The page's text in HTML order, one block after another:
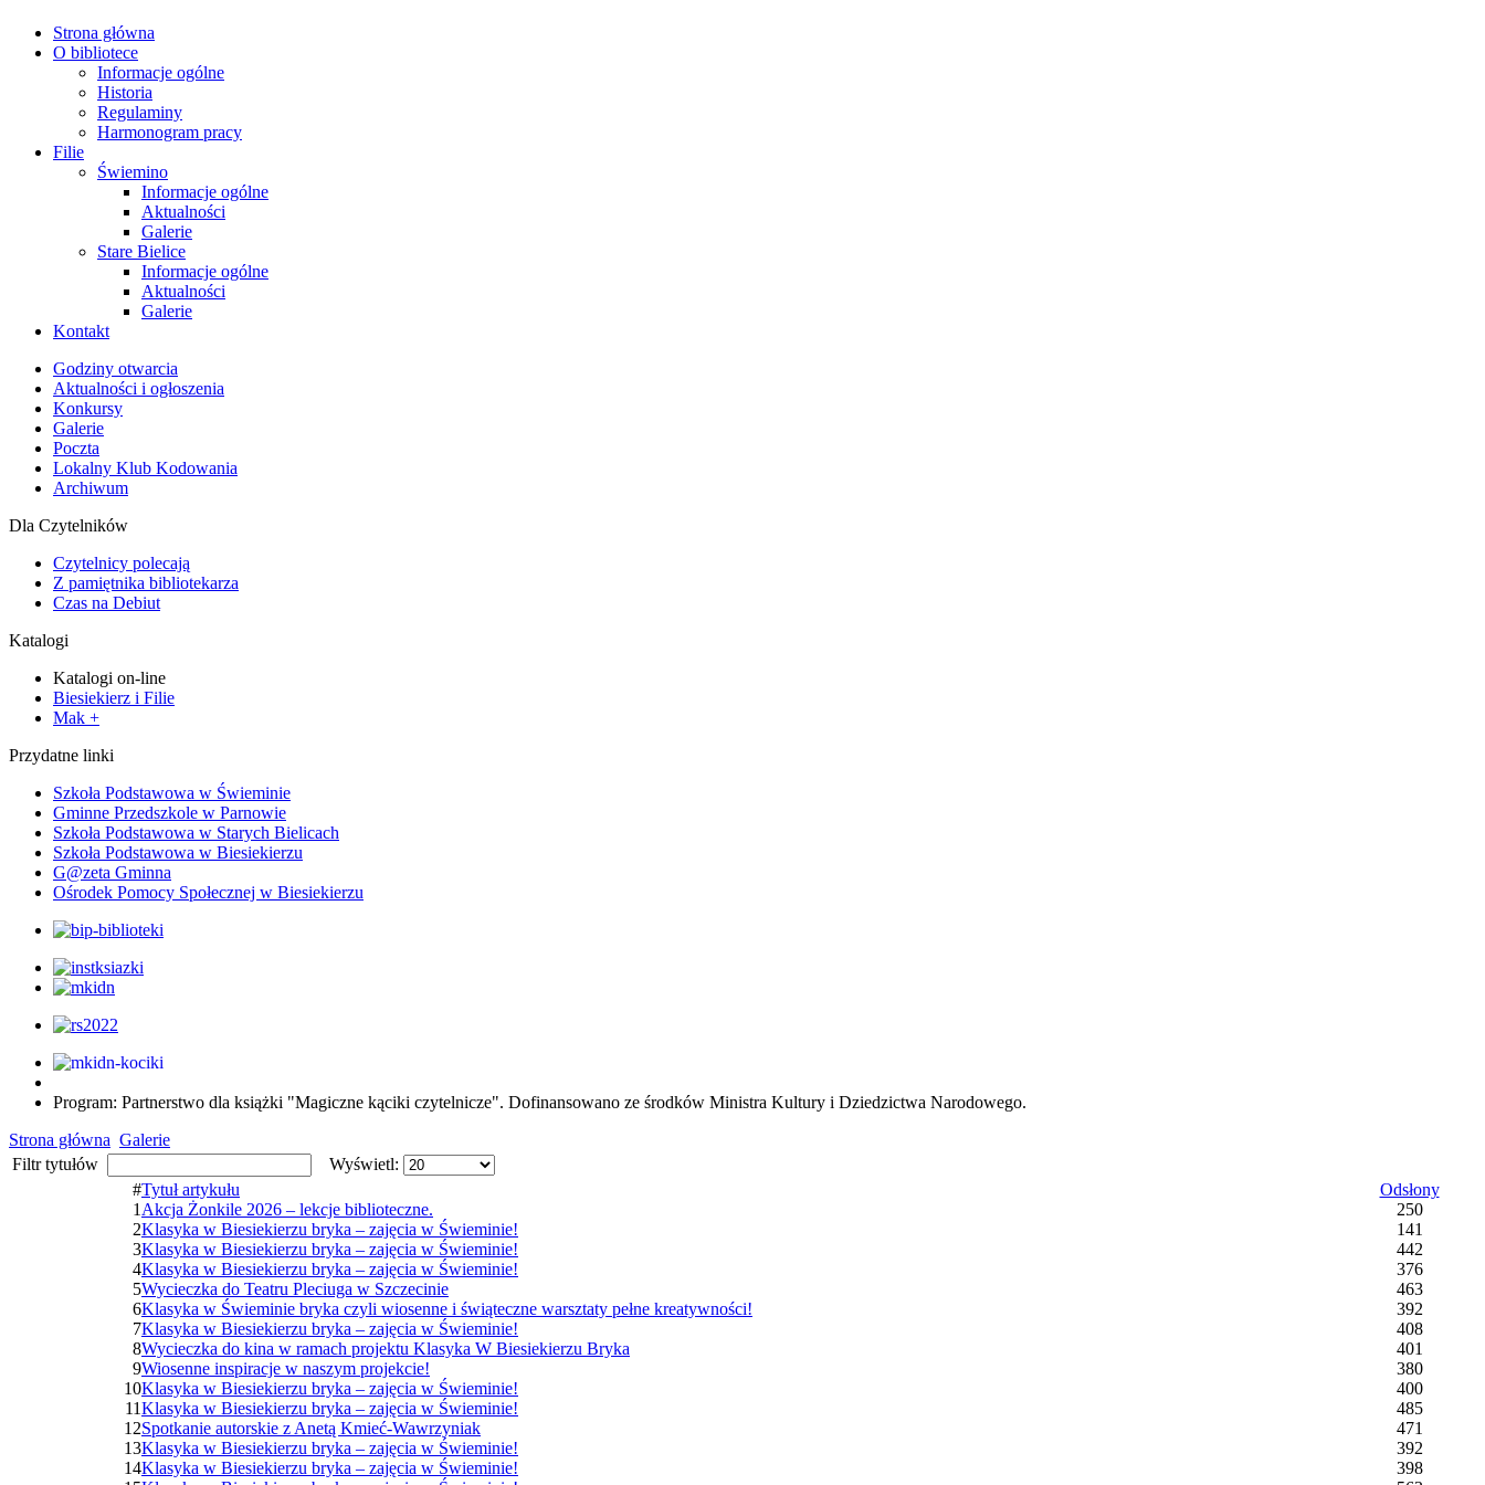
Strona główna
O bibliotece
Informacje ogólne
Historia
Regulaminy
Harmonogram pracy
Filie
Świemino
Informacje ogólne
Aktualności
Galerie
Stare Bielice
Informacje ogólne
Aktualności
Galerie
Kontakt
Godziny otwarcia
Aktualności i ogłoszenia
Konkursy
Galerie
Poczta
Lokalny Klub Kodowania
Archiwum
Dla Czytelników
Czytelnicy polecają
Z pamiętnika bibliotekarza
Czas na Debiut
Katalogi
Katalogi on-line
Biesiekierz i Filie
Mak +
Przydatne linki
Szkoła Podstawowa w Świeminie
Gminne Przedszkole w Parnowie
Szkoła Podstawowa w Starych Bielicach
Szkoła Podstawowa w Biesiekierzu
G@zeta Gminna
Ośrodek Pomocy Społecznej w Biesiekierzu
Program: Partnerstwo dla książki "Magiczne kąciki czytelnicze". Dofinansowano ze środków Ministra Kultury i Dziedzictwa Narodowego.
Strona główna Galerie
Filtr tytułów
Wyświetl:
#Tytuł artykułu
Odsłony
1Akcja Żonkile 2026 – lekcje biblioteczne.
250
2Klasyka w Biesiekierzu bryka – zajęcia w Świeminie!
141
3Klasyka w Biesiekierzu bryka – zajęcia w Świeminie!
442
4Klasyka w Biesiekierzu bryka – zajęcia w Świeminie!
376
5Wycieczka do Teatru Pleciuga w Szczecinie
463
6Klasyka w Świeminie bryka czyli wiosenne i świąteczne warsztaty pełne kreatywności!
392
7Klasyka w Biesiekierzu bryka – zajęcia w Świeminie!
408
8Wycieczka do kina w ramach projektu Klasyka W Biesiekierzu Bryka
401
9Wiosenne inspiracje w naszym projekcie!
380
10Klasyka w Biesiekierzu bryka – zajęcia w Świeminie!
400
11Klasyka w Biesiekierzu bryka – zajęcia w Świeminie!
485
12Spotkanie autorskie z Anetą Kmieć-Wawrzyniak
471
13Klasyka w Biesiekierzu bryka – zajęcia w Świeminie!
392
14Klasyka w Biesiekierzu bryka – zajęcia w Świeminie!
398